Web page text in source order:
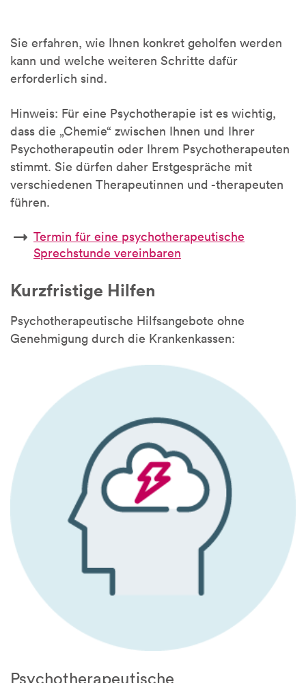
Sie erfahren, wie Ihnen konkret geholfen werden
kann und welche weiteren Schritte dafür
erforderlich sind.
Hinweis: Für eine Psychotherapie ist es wichtig,
dass die „Chemie“ zwischen Ihnen und Ihrer
Psychotherapeutin oder Ihrem Psychotherapeuten
stimmt. Sie dürfen daher Erstgespräche mit
verschiedenen Therapeutinnen und -therapeuten
führen.
Termin für eine psychotherapeutische
Sprechstunde vereinbaren
Kurzfristige Hilfen
Psychotherapeutische Hilfsangebote ohne
Genehmigung durch die Krankenkassen:
Psychotherapeutische